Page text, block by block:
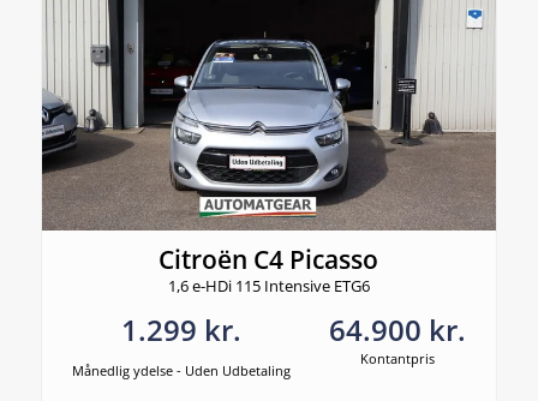
Citroën C4 Picasso
1,6 e-HDi 115 Intensive ETG6
1.299 kr.
Månedlig ydelse - Uden Udbetaling
64.900 kr.
Kontantpris